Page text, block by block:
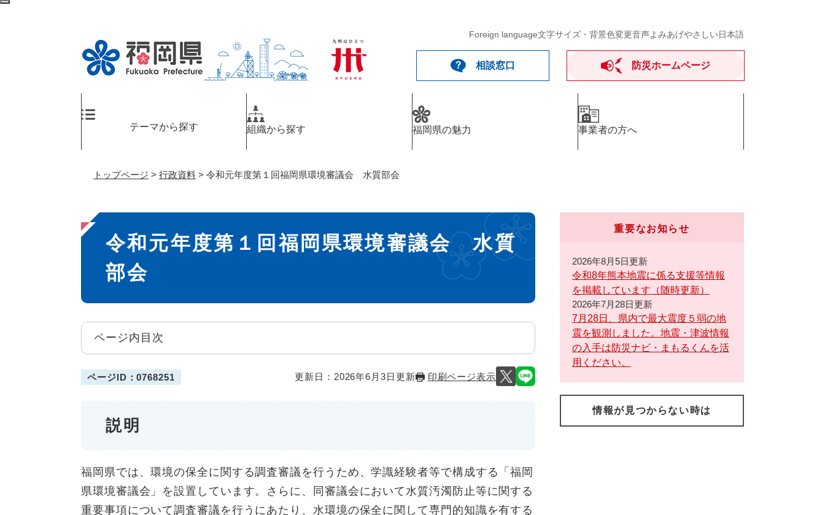
ペ
メ
Foreign language文字サイズ・背景色変更音声よみあげやさしい日本語
相談窓口 防災ホームページ
テーマから探す 組織から探す 福岡県の魅力 事業者の方へ
トップページ > 行政資料 > 令和元年度第１回福岡県環境審議会 水質部会
本
文
令和元年度第１回福岡県環境審議会 水質
部会
ページ内目次
ページID：0768251 更新日：2026年6月3日更新 印刷ページ表示
説明
福岡県では、環境の保全に関する調査審議を行うため、学識経験者等で構成する「福岡
県環境審議会」を設置しています。さらに、同審議会において水質汚濁防止等に関する
重要事項について調査審議を行うにあたり、水環境の保全に関して専門的知識を有する
重要なお知らせ
2026年8月5日更新
令和8年熊本地震に係る支援等情報
を掲載しています（随時更新）
2026年7月28日更新
7月28日、県内で最大震度５弱の地
震を観測しました。地震・津波情報
の入手は防災ナビ・まもるくんを活
用ください。
情報が見つからない時は